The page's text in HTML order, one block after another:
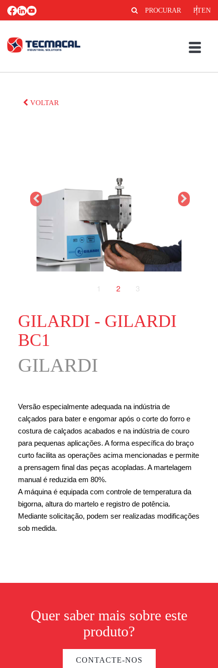
EN
PT
PROCURAR
VOLTAR
1 2 3
GILARDI - GILARDI
BC1
GILARDI
Versão especialmente adequada na indústria de
calçados para bater e engomar após o corte do forro e
costura de calçados acabados e na indústria de couro
para pequenas aplicações. A forma específica do braço
curto facilita as operações acima mencionadas e permite
a prensagem final das peças acopladas. A martelagem
manual é reduzida em 80%.
A máquina é equipada com controle de temperatura da
bigorna, altura do martelo e registro de potência.
Mediante solicitação, podem ser realizadas modificações
sob medida.
Quer saber mais sobre este
produto?
CONTACTE-NOS